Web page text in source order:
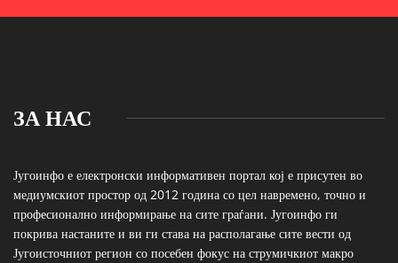
ЗА НАС
Југоинфо е електронски информативен портал кој е присутен во
медиумскиот простор од 2012 година со цел навремено, точно и
професионално информирање на сите граѓани. Југоинфо ги
покрива настаните и ви ги става на располагање сите вести од
Југоисточниот регион со посебен фокус на струмичкиот макро